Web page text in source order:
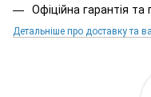
Офіційна гарантія
Детальніше про доставку та